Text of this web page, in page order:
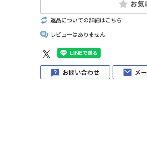
返品についての詳細はこちら
レビューはありません